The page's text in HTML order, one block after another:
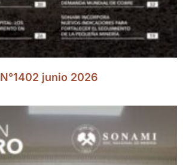
N°1402 junio 2026